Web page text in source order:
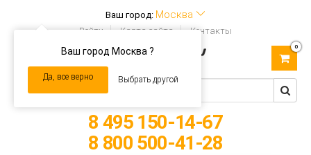
Ваш город: Москва
Ваш город Москва ?
Да, все верно Выбрать другой
Войти Карта сайта Контакты
navigation
0
8 495 150-14-67
8 800 500-41-28